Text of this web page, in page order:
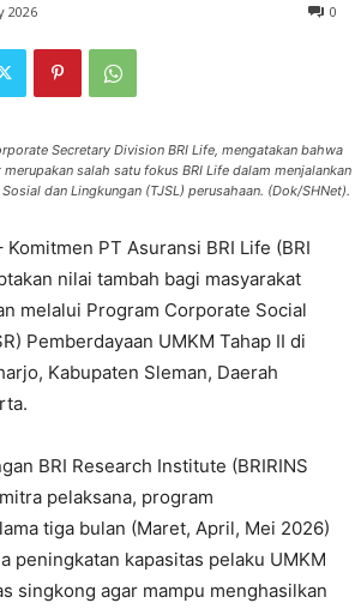
2026 0
Secretary Division BRI Life, mengatakan bahwa
salah satu fokus BRI Life dalam menjalankan
dan Lingkungan (TJSL) perusahaan. (Dok/SHNet).
Komitmen PT Asuransi BRI Life (BRI
nilai tambah bagi masyarakat
melalui Program Corporate Social
Pemberdayaan UMKM Tahap II di
Kabupaten Sleman, Daerah
BRI Research Institute (BRIRINS
pelaksana, program
tiga bulan (Maret, April, Mei 2026)
peningkatan kapasitas pelaku UMKM
singkong agar mampu menghasilkan